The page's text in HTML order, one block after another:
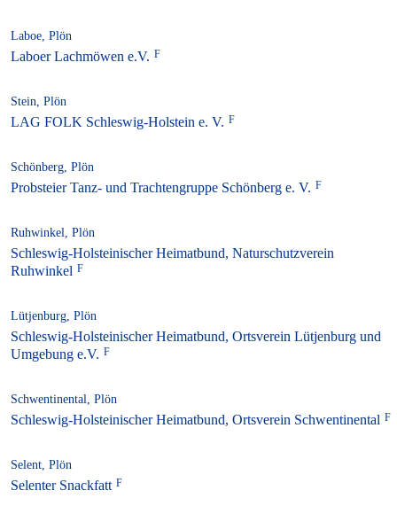
Laboe, Plön
Laboer Lachmöwen e.V.
Stein, Plön
LAG FOLK Schleswig-Holstein e. V.
Schönberg, Plön
Probsteier Tanz- und Trachtengruppe Schönberg e. V.
Ruhwinkel, Plön
Schleswig-Holsteinischer Heimatbund, Naturschutzverein
Ruhwinkel
Lütjenburg, Plön
Schleswig-Holsteinischer Heimatbund, Ortsverein Lütjenburg und
Umgebung e.V.
Schwentinental, Plön
Schleswig-Holsteinischer Heimatbund, Ortsverein Schwentinental
Selent, Plön
Selenter Snackfatt